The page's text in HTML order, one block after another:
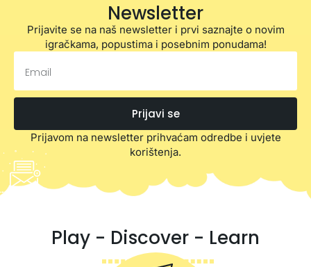
Newsletter
Prijavite se na naš newsletter i prvi saznajte o novim
igračkama, popustima i posebnim ponudama!
Prijavi se
Prijavom na newsletter prihvaćam odredbe i uvjete
korištenja.
Play - Discover - Learn